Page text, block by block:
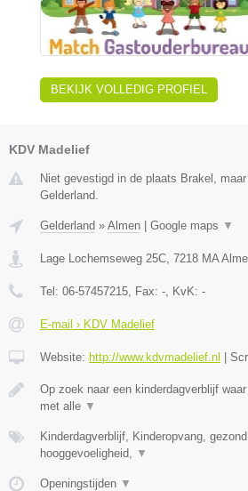
BEKIJK VOLLEDIG PROFIEL
KDV Madelief
Niet gevestigd in de plaats Brakel,
Gelderland.
Gelderland » Almen | Google maps ▼
Lage Lochemseweg 25C 7218 MA
Tel: 06-57457215 , Fax: - , KvK: -
E-mail › KDV Madelief
Website: http://www.kdvmadelief.nl |
Op zoek naar een kinderdagverblijf
met alle ▼
Kinderdagverblijf, Kinderopvang,
hooggevoeligheid,
▼
Openingstijden ▼